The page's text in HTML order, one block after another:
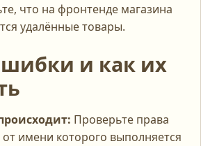
что на фронтенде магазина
удалённые товары.
и как их
Проверьте права
от имени которого выполняется